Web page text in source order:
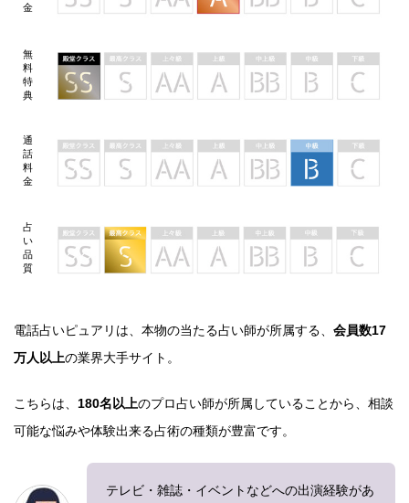
金
無
料
特
典
通
話
料
金
占
い
品
質
電話占いピュアリは、本物の当たる占い師が所属する、 会員数17
万人以上の業界大手サイト。
こちらは、 180名以上のプロ占い師が所属していることから、相談
可能な悩みや体験出来る占術の種類が豊富です。
テレビ・雑誌・イベントなどへの出演経験があ